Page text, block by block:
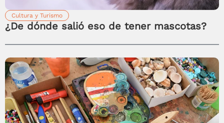
Cultura y Turismo
¿De dónde salió eso de tener mascotas?